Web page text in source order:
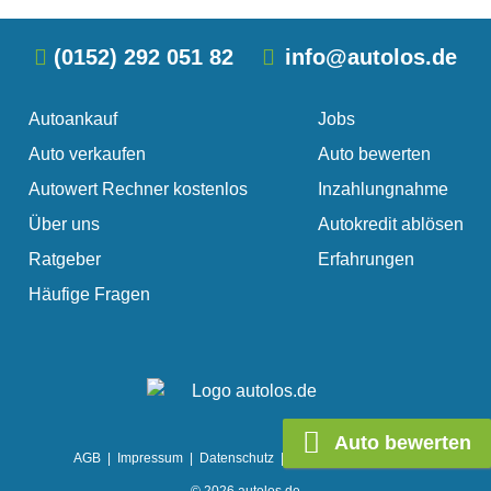
Auto bewerten
(0152) 292 051 82 info@autolos.de
Autoankauf
Auto verkaufen
Autowert Rechner kostenlos
Über uns
Ratgeber
Häufige Fragen
Jobs
Auto bewerten
Inzahlungnahme
Autokredit ablösen
Erfahrungen
AGB Impressum Datenschutz